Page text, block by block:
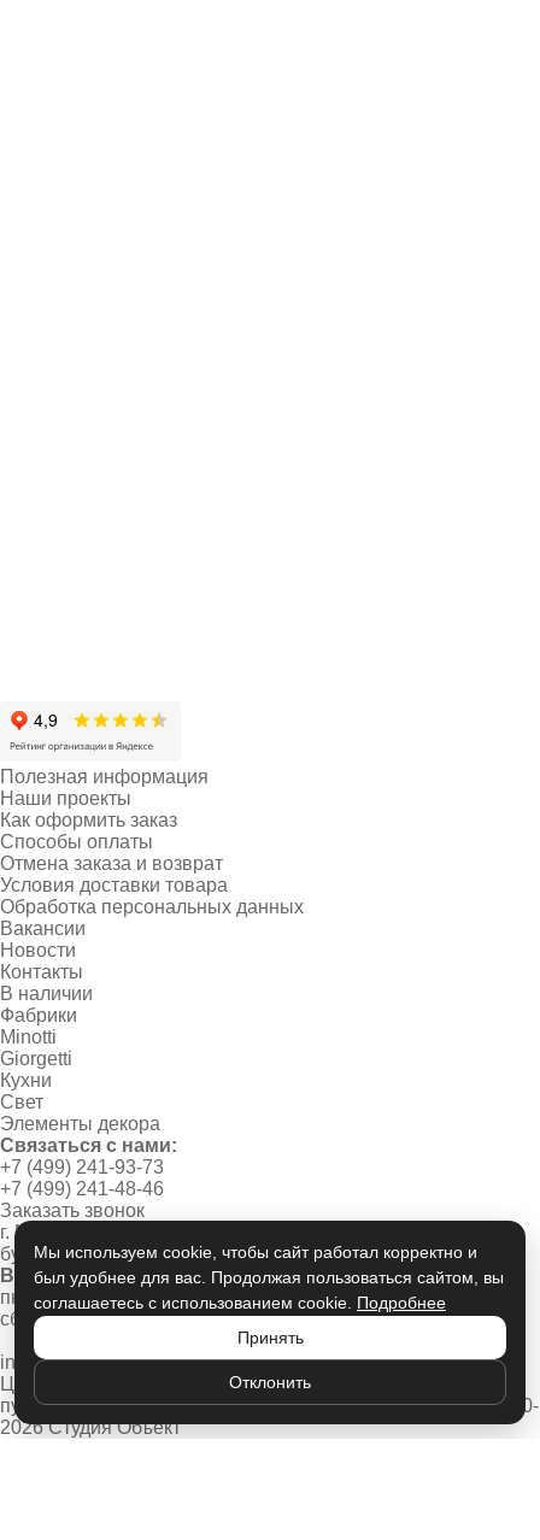
Полезная информация
Наши проекты
Как оформить заказ
Способы оплаты
Отмена заказа и возврат
Условия доставки товара
Обработка персональных данных
Вакансии
Новости
Контакты
В наличии
Фабрики
Minotti
Giorgetti
Кухни
Свет
Элементы декора
Связаться с нами:
+7 (499) 241-93-73
+7 (499) 241-48-46
Заказать звонок
г. Москва, Новинский
бульвар, дом 1/2
Время работы:
пн-пт 10:00 - 20:00
сб-вс 11:00 - 19:00
info@studio-object.ru
Цены носят информационный характер, не является
публичной офертой Политика конфиденциальности © 2020-
2026 Студия Объект
Мы используем cookie, чтобы сайт работал корректно и
был удобнее для вас. Продолжая пользоваться сайтом, вы
соглашаетесь с использованием cookie. Подробнее
Принять
Отклонить